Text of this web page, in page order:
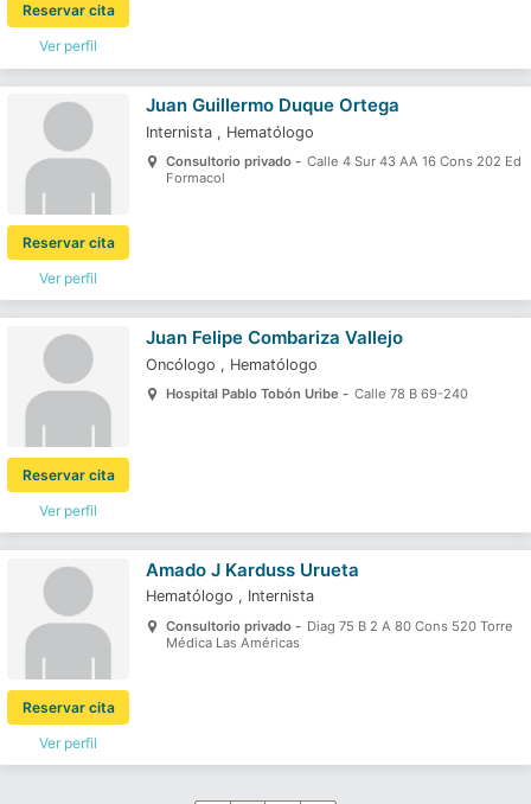
Ver perfil
Reservar cita
Ver perfil
Reservar cita
Juan Guillermo Duque Ortega
Internista , Hematólogo
Consultorio privado - Calle 4 Sur 43 AA 16 Cons 202 Ed
Formacol
Ver perfil
Reservar cita
Juan Felipe Combariza Vallejo
Oncólogo , Hematólogo
Hospital Pablo Tobón Uribe - Calle 78 B 69-240
Ver perfil
Reservar cita
Amado J Karduss Urueta
Hematólogo , Internista
Consultorio privado - Diag 75 B 2 A 80 Cons 520 Torre
Médica Las Américas